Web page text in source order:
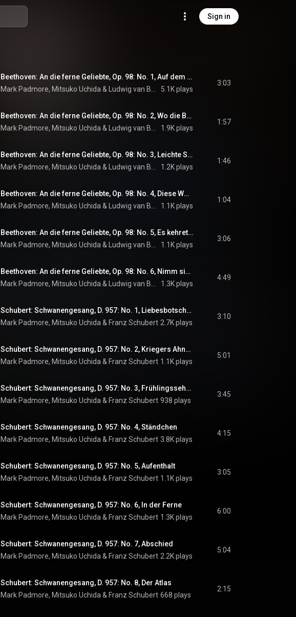
Sign in
Beethoven: An die ferne Geliebte, Op. 98: No. 1, Auf dem Hügel sitz ich spähend
Mark Padmore, Mitsuko Uchida & 5.1K plays
3:03
Beethoven: An die ferne Geliebte, Op. 98: No. 2, Wo die Berge so blau
Mark Padmore, Mitsuko Uchida & 1.9K plays
1:57
Beethoven: An die ferne Geliebte, Op. 98: No. 3, Leichte Segler in den Höhen
Mark Padmore, Mitsuko Uchida & 1.2K plays
1:46
Beethoven: An die ferne Geliebte, Op. 98: No. 4, Diese Wolken in den Höhen
Mark Padmore, Mitsuko Uchida & 1.1K plays
1:04
Beethoven: An die ferne Geliebte, Op. 98: No. 5, Es kehret der Maien, es blühet die Au
Mark Padmore, Mitsuko Uchida & 1.1K plays
3:06
Beethoven: An die ferne Geliebte, Op. 98: No. 6, Nimm sie hin denn, diese Lieder
Mark Padmore, Mitsuko Uchida & 1.3K plays
4:49
Schubert: Schwanengesang, D. 957: No. 1, Liebesbotschaft
Mark Padmore, Mitsuko Uchida & Franz Schubert 2.7K plays
3:10
Schubert: Schwanengesang, D. 957: No. 2, Kriegers Ahnung
Mark Padmore, Mitsuko Uchida & Franz Schubert 1.1K plays
5:01
Schubert: Schwanengesang, D. 957: No. 3, Frühlingssehnsucht
Mark Padmore, Mitsuko Uchida & Franz Schubert 938 plays
3:45
Schubert: Schwanengesang, D. 957: No. 4, Ständchen
Mark Padmore, Mitsuko Uchida & Franz Schubert 3.8K plays
4:15
Schubert: Schwanengesang, D. 957: No. 5, Aufenthalt
Mark Padmore, Mitsuko Uchida & Franz Schubert 1.1K plays
3:05
Schubert: Schwanengesang, D. 957: No. 6, In der Ferne
Mark Padmore, Mitsuko Uchida & Franz Schubert 1.3K plays
6:00
Schubert: Schwanengesang, D. 957: No. 7, Abschied
Mark Padmore, Mitsuko Uchida & Franz Schubert 2.2K plays
5:04
Schubert: Schwanengesang, D. 957: No. 8, Der Atlas
Mark Padmore, Mitsuko Uchida & Franz Schubert 668 plays
2:15